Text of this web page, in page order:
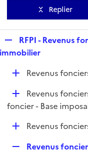
Replier
e
l
i
e
r
RFPI - Revenus
immobilier
D
l
Revenus
D
é
Revenus
foncier - Base
DRevenus
Revenus